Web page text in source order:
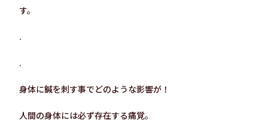
す。
.
.
身体に鍼を刺す事でどのような影響が！
人間の身体には必ず存在する痛覚。